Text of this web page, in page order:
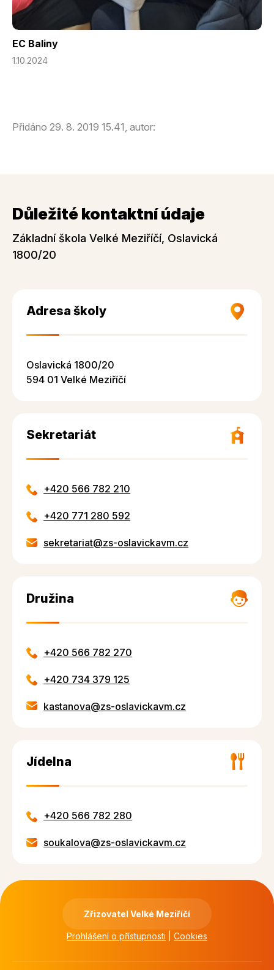
EC Baliny
1.10.2024
Přidáno 29. 8. 2019 15.41, autor:
Důležité kontaktní údaje
Základní škola Velké Meziříčí, Oslavická
1800/20
Adresa školy
Oslavická 1800/20
594 01 Velké Meziříčí
Sekretariát
+420 566 782 210
+420 771 280 592
sekretariat@zs-oslavickavm.cz
Družina
+420 566 782 270
+420 734 379 125
kastanova@zs-oslavickavm.cz
Jídelna
+420 566 782 280
soukalova@zs-oslavickavm.cz
Zřizovatel Velké Meziříčí
Prohlášení o přístupnosti Cookies